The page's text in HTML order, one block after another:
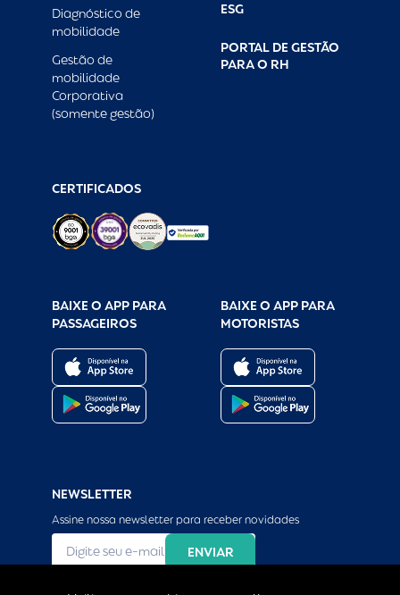
Diagnóstico de
mobilidade
Gestão de
mobilidade
Corporativa
(somente gestão)
ESG
PORTAL DE GESTÃO
PARA O RH
CERTIFICADOS
NEWSLETTER
Assine nossa newsletter para receber novidades
BAIXE O APP PARA
PASSAGEIROS
BAIXE O APP PARA
MOTORISTAS